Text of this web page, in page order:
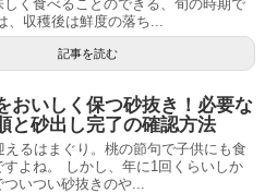
しく食べることのできる、旬の時期で
、収穫後は鮮度の落ち...
記事を読む
おいしく保つ砂抜き！必要な
と砂出し完了の確認方法
えるはまぐり。桃の節句で子供にも食
すよね。 しかし、年に1回くらいしか
ついつい砂抜きのや...